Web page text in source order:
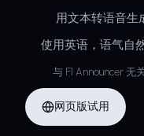
用文本转语音生
使用英语，语气自
与 F1 Announcer 无
网页版试用